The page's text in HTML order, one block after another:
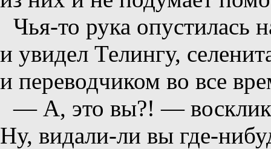
Чья-то рука опустилась
и увидел Телингу,
и переводчиком во все
— А, это вы?! —
Ну, видали-ли вы где-